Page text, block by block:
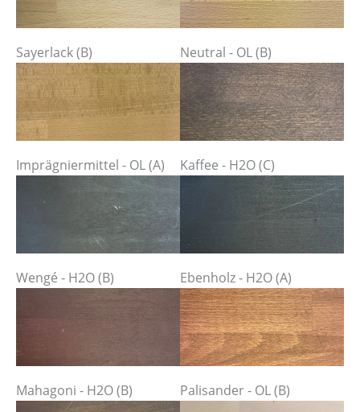
Sayerlack (B) Neutral - OL (B)
Imprägniermittel - OL (A) Kaffee - H2O (C)
Wengé - H2O (B) Ebenholz - H2O (A)
Mahagoni - H2O (B) Palisander - OL (B)